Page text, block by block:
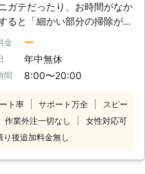
承ります。 換気扇やコンロ
一部分だけでなく、ハウスク
グでは一戸建て丸ごとのお掃
客様のご要望に合
除が可能なエコライフあきた
あきたが選
つの理由】 1、お客様の「あ
」が励みです。 遺品整理や
の除雪作業など、辛くきつい
ガテだったり、お時間がなか
ると「細かい部分の掃除がで
落とせない」という状況にな
うこともあると思います。そ
はQuality Controlにお任せく
けでなく、不衛生になってし
ルギー症状など身体の不調が
まうことがあります。プロに
段はお掃除できない細やかな
金 ー
年中無休
間 8:00〜20:00
ト率 サポート万全
スピー
作業外注一切なし
女性対応可
り後追加料金無し